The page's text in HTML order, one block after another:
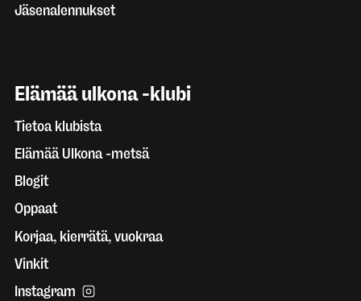
Jäsenalennukset
Elämää ulkona -klubi
Tietoa klubista
Elämää Ulkona -metsä
Blogit
Oppaat
Korjaa, kierrätä, vuokraa
Vinkit
Instagram